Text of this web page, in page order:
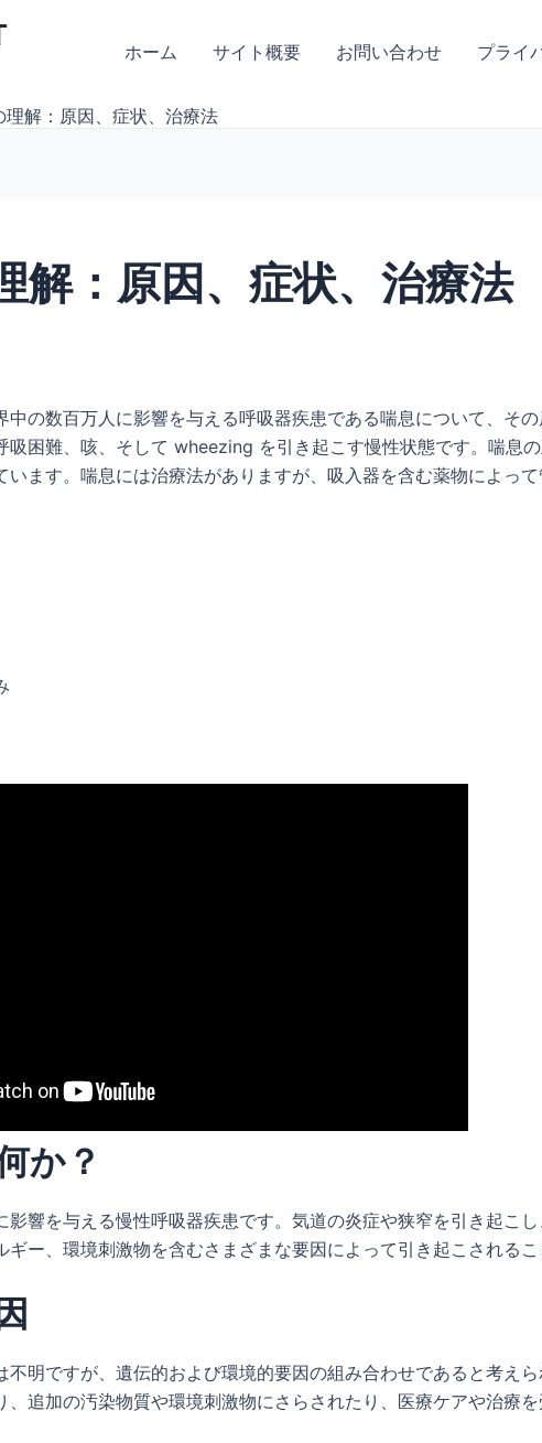
ホーム サイト概要 お問い合わせ プライ
理解：原因、症状、治療法
解：原因、症状、治療法
中の数百万人に影響を与える呼吸器疾患である喘息について、そ
吸困難、咳、そして wheezing を引き起こす慢性状態です。喘息
います。喘息には治療法がありますが、吸入器を含む薬物によって
か？
影響を与える慢性呼吸器疾患です。気道の炎症や狭窄を引き起こ
ギー、環境刺激物を含むさまざまな要因によって引き起こされるこ
不明ですが、遺伝的および環境的要因の組み合わせであると考え
、追加の汚染物質や環境刺激物にさらされたり、医療ケアや治療